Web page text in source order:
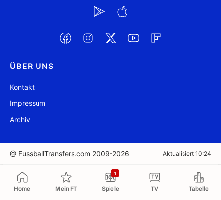
Home Mein FT Spiele
1
TV Tabelle
ÜBER UNS
Kontakt
Impressum
Archiv
@ FussballTransfers.com 2009-2026 Aktualisiert 10:24
In die Zwischenablage kopiert